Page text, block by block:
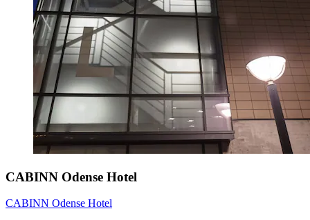
CABINN Odense Hotel
CABINN Odense Hotel